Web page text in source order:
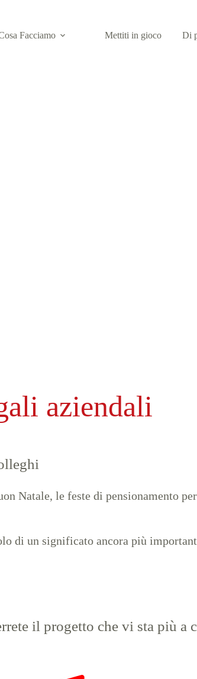
Facciamo Mettiti in gioco Di
aziendali
Natale, le feste di pensionamento
di un significato ancora più
il progetto che vi sta più a